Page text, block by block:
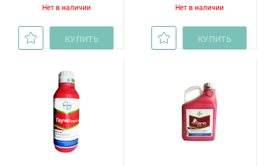
Нет в наличии
КУПИТЬ
Нет в наличии
КУПИТЬ